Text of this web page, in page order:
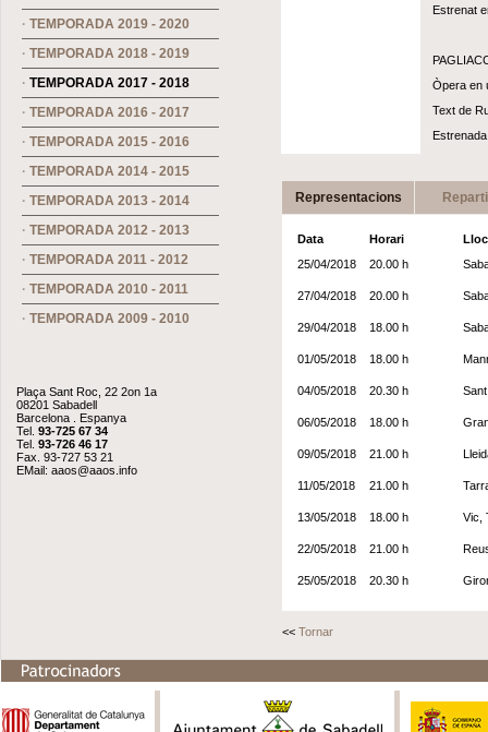
· TEMPORADA 2019 - 2020
· TEMPORADA 2018 - 2019
· TEMPORADA 2017 - 2018
· TEMPORADA 2016 - 2017
· TEMPORADA 2015 - 2016
· TEMPORADA 2014 - 2015
· TEMPORADA 2013 - 2014
· TEMPORADA 2012 - 2013
· TEMPORADA 2011 - 2012
· TEMPORADA 2010 - 2011
· TEMPORADA 2009 - 2010
Plaça Sant Roc, 22 2on 1a
08201 Sabadell
Barcelona . Espanya
Tel. 93-725 67 34
Tel. 93-726 46 17
Fax. 93-727 53 21
EMail: aaos@aaos.info
Estrenat
Òpera en
Text de
Representacions
Data Horari
Lloc
25/04/2018
20.00 h
27/04/2018 20.00 h
29/04/2018 18.00 h
01/05/2018 18.00 h
04/05/2018 20.30 h
06/05/2018 18.00 h
09/05/2018 21.00 h
11/05/2018 21.00 h
13/05/2018 18.00 h Vic,
22/05/2018 21.00 h
25/05/2018 20.30 h
<< Tornar